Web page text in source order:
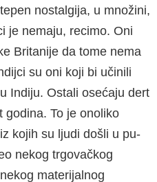
no­stalgija, u množini,
je nemaju, recimo. Oni
Britanije da tome nema
su oni koji bi učinili
Indiju. Ostali osećaju dert
godina. To je onoliko
kojih su ljudi došli u pu­
nekog trgovačkog
materijalnog